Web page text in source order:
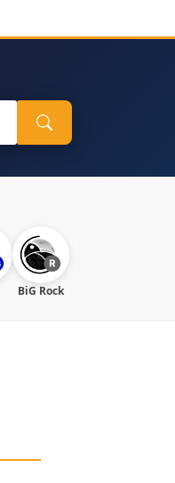
BiG Rock